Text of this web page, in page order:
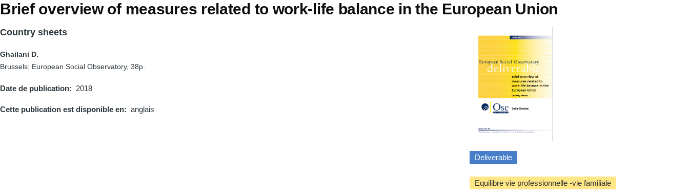
Brief overview of measures related to work-life balance in the European Union
Country sheets
Ghailani D.
Brussels: European Social Observatory, 38p.
Date de publication 2018
Cette publication est disponible en anglais
Deliverable
Equilibre vie professionnelle -vie familiale